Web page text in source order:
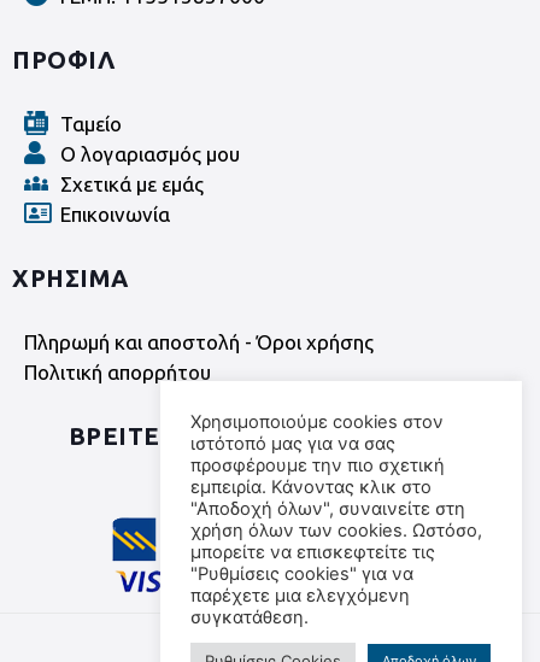
ΠΡΟΦΙΛ
Ταμείο
Ο λογαριασμός μου
Σχετικά με εμάς
Επικοινωνία
ΧΡΗΣΙΜΑ
Πληρωμή και αποστολή - Όροι χρήσης
Πολιτική απορρήτου
ΒΡΕΙΤΕ ΜΑΣ ΣΤΑ SOCIAL MEDIA
2026 All rights reserved
Χρησιμοποιούμε cookies στον
ιστότοπό μας για να σας
προσφέρουμε την πιο σχετική
εμπειρία. Κάνοντας κλικ στο
"Αποδοχή όλων", συναινείτε στη
χρήση όλων των cookies. Ωστόσο,
μπορείτε να επισκεφτείτε τις
"Ρυθμίσεις cookies" για να
παρέχετε μια ελεγχόμενη
συγκατάθεση.